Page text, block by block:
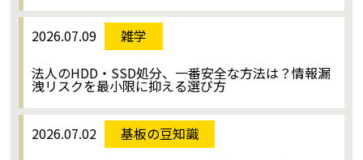
2026.07.09
雑学
法人のHDD・SSD処分、一番安全な方法は？情報漏
洩リスクを最小限に抑える選び方
2026.07.02
基板の豆知識